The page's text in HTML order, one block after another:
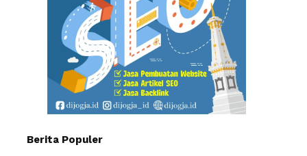
Berita Populer